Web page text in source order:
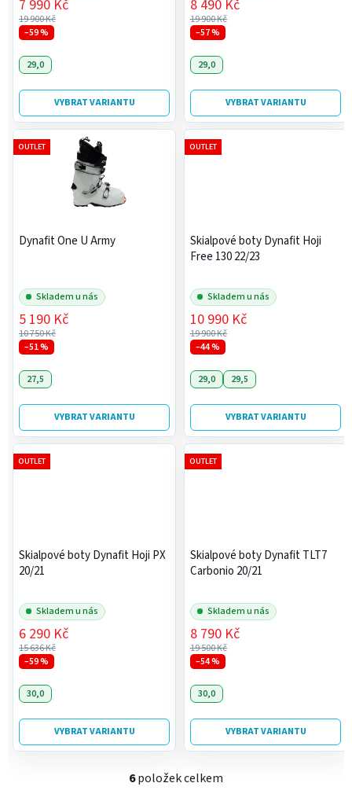
19 900 Kč
7 990 Kč
–59 %
VYBRAT VARIANTU
29,0
19 900 Kč
8 490 Kč
–57 %
VYBRAT VARIANTU
29,0
Dynafit One U Army
Skladem u nás
10 750 Kč
5 190 Kč
–51 %
VYBRAT VARIANTU
OUTLET
27,5
Skialpové boty Dynafit Hoji
Free 130 22/23
Skladem u nás
19 900 Kč
10 990 Kč
–44 %
VYBRAT VARIANTU
OUTLET
29,0 29,5
Skialpové boty Dynafit Hoji PX
20/21
Skladem u nás
15 636 Kč
6 290 Kč
–59 %
VYBRAT VARIANTU
OUTLET
30,0
Skialpové boty Dynafit TLT7
Carbonio 20/21
Skladem u nás
19 500 Kč
8 790 Kč
–54 %
VYBRAT VARIANTU
OUTLET
30,0
O
6položek celkem